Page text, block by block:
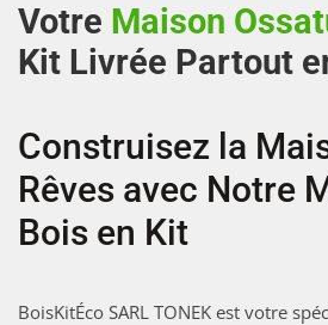
Votre Maison
Kit Livrée Partout
Construisez la
Rêves avec Notre
Bois en Kit
BoisKitÉco SARL TONEK est votre